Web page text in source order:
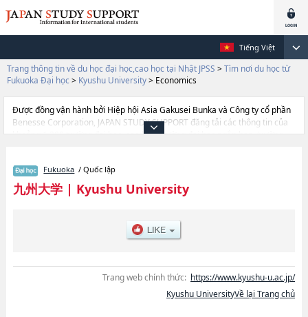
Tiếng Việt
Trang thông tin về du học đại học,cao học tại Nhật JPSS > Tìm nơi du học từ
Fukuoka Đại học > Kyushu University> Economics
Được đồng vận hành bởi Hiệp hội Asia Gakusei Bunka và Công ty cổ phần
Benesse Corporation, JAPAN STUDY SUPPORT đăng tải các thông tin của
khoảng 1.300 trường đại học, cao học, trường đại học ngắn hạn, trường
thiết dành cho du học sinh, như là về các Ngành LettershoặcNgành
EducationhoặcNgành LawhoặcNgành EconomicshoặcNgành
ScienceshoặcNgành MedicinehoặcNgành DentistryhoặcNgành
AgriculturehoặcNgành DesignhoặcNgành International Undergraduate
Program (Engineering)hoặcNgành International Undergraduate Program
tuyển như số lượng tuyển sinh, số lượng trúng tuyển, cở sở trang thiết bị,
hướng dẫn địa điểm v.v...
Fukuoka / Quốc lập
九州大学| Kyushu University
Trang web chính thức: https://www.kyushu-u.ac.jp/
Kyushu UniversityVề lại Trang chủ